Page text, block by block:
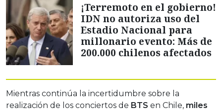
¡Terremoto en el gobierno!
IDN no autoriza uso del
Estadio Nacional para
millonario evento: Más de
200.000 chilenos afectados
Mientras continúa la incertidumbre sobre la
realización de los conciertos de BTS en Chile, miles